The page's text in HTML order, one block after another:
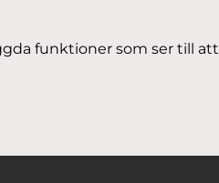
funktioner som ser till att